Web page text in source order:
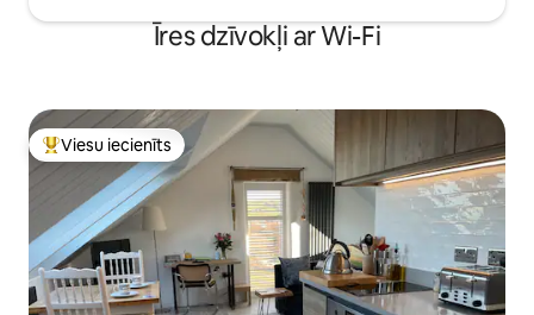
Īres dzīvokļi ar Wi-Fi
Populārs viesu iecienīts mājoklis
Viesu iecienīts